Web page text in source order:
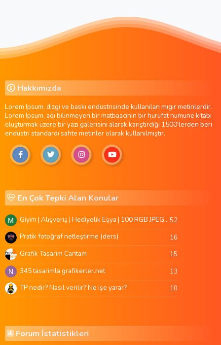
Hakkımızda
Lorem Ipsum, dizgi ve baskı endüstrisinde kullanılan mıgır metinlerdir.
Lorem Ipsum, adı bilinmeyen bir matbaacının bir hurufat numune kitabı
oluşturmak üzere bir yazı galerisini alarak karıştırdığı 1500'lerden beri
endüstri standardı sahte metinler olarak kullanılmıştır.
En Çok Tepki Alan Konular
M Giyim | Alışveriş | Hediyelik Eşya | 100 RGB JPEG Images | 5920x4420 Pixels | 501 MB52
Pratik fotoğraf netleştirme (ders) 16
Grafik Tasarim Cantam 15
N 345 tasarimla grafikerler.net 13
TP nedir? Nasıl verilir? Ne işe yarar? 10
Forum İstatistikleri